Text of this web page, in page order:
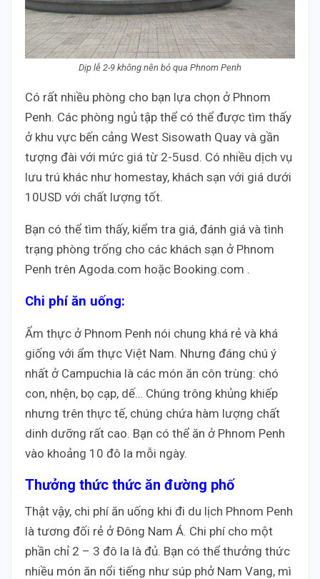
Dịp lễ 2-9 không nên bỏ qua Phnom Penh
Có rất nhiều phòng cho bạn lựa chọn ở Phnom
Penh. Các phòng ngủ tập thể có thể được tìm thấy
ở khu vực bến cảng West Sisowath Quay và gần
tượng đài với mức giá từ 2-5usd. Có nhiều dịch vụ
lưu trú khác như homestay, khách sạn với giá dưới
10USD với chất lượng tốt.
Bạn có thể tìm thấy, kiểm tra giá, đánh giá và tình
trạng phòng trống cho các khách sạn ở Phnom
Penh trên Agoda.com hoặc Booking.com .
Chi phí ăn uống:
Ẩm thực ở Phnom Penh nói chung khá rẻ và khá
giống với ẩm thực Việt Nam. Nhưng đáng chú ý
nhất ở Campuchia là các món ăn côn trùng: chó
con, nhện, bọ cạp, dế… Chúng trông khủng khiếp
nhưng trên thực tế, chúng chứa hàm lượng chất
dinh dưỡng rất cao. Bạn có thể ăn ở Phnom Penh
vào khoảng 10 đô la mỗi ngày.
Thưởng thức thức ăn đường phố
Thật vậy, chi phí ăn uống khi đi du lịch Phnom Penh
là tương đối rẻ ở Đông Nam Á. Chi phí cho một
phần chỉ 2 – 3 đô la là đủ. Bạn có thể thưởng thức
nhiều món ăn nổi tiếng như súp phở Nam Vang, mì